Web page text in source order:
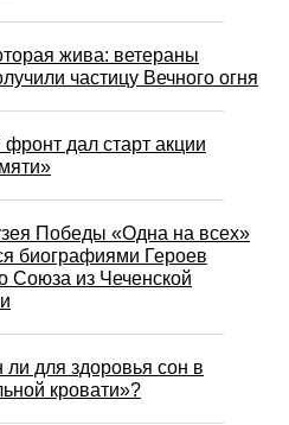
жива: ветераны
частицу Вечного огня
дал старт акции
Победы «Одна на всех»
биографиями Героев
Союза из Чеченской
ли для здоровья сон в
кровати»?